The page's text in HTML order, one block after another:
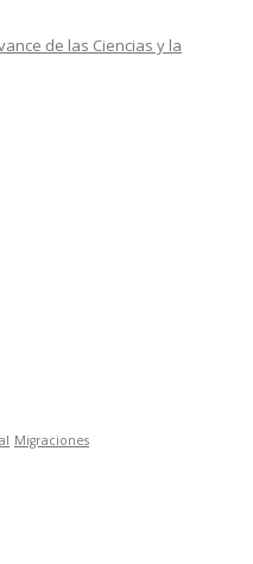
de las Ciencias y la
Migraciones